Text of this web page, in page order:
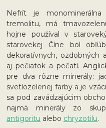
Nefrít je
tremolitu, má
hojne používal v
starovekej Číne bol
dekoratívnych, ozdobných
aj pečiatok a pečatí.
pre dva rôzne minerály:
svetlozelenej farby a je
sa pod zavádzajúcim
najmä minerály zo
antigoritu alebo chryzotilu.